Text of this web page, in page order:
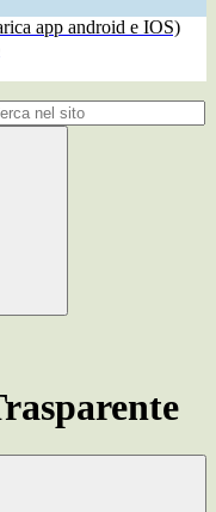
app android e IOS)